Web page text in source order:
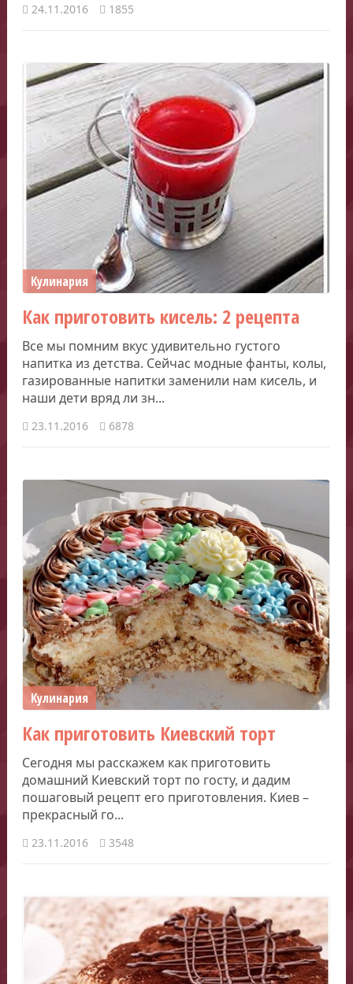
24.11.2016 1855
Кулинария
Как приготовить кисель: 2 рецепта
Все мы помним вкус удивительно густого
напитка из детства. Сейчас модные фанты, колы,
газированные напитки заменили нам кисель, и
наши дети вряд ли зн...
23.11.2016 6878
Кулинария
Как приготовить Киевский торт
Сегодня мы расскажем как приготовить
домашний Киевский торт по госту, и дадим
пошаговый рецепт его приготовления. Киев –
прекрасный го...
23.11.2016 3548